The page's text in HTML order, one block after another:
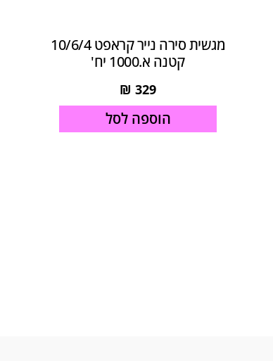
מגשית סירה נייר קראפט 10/6/4
קטנה א.1000 יח'
329
₪
הוספה לסל